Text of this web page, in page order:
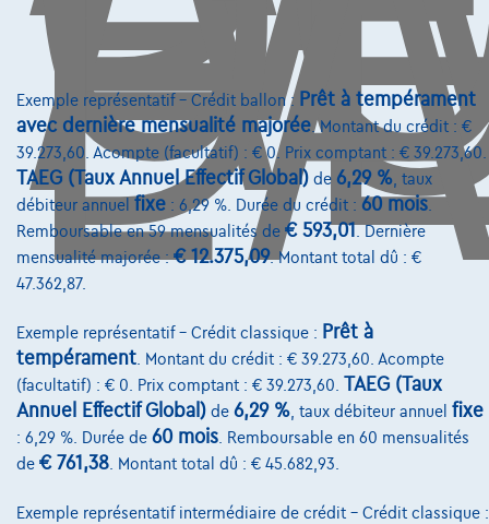
Toyota Proace
3-ZITPLAATSEN*GEHEEL-DIGITAAL-DASHBOARD*APPLE-
09/2024
26.477 km Diesel Manuelle 88 kW ( 120 CV )
€24.950 1 ✓TVA déductible
€7.861,73
Exemple représentatif – Crédit ballon : Prêt à tempérament
avec dernière mensualité majorée. Montant du crédit : €
39.273,60. Acompte (facultatif) : € 0. Prix comptant : € 39.273,60.
TAEG (Taux Annuel Effectif Global) de 6,29 % , taux
débiteur annuel fixe : 6,29 %. Durée du crédit : 60 mois
Remboursable en 59 mensualités de € 593,01 . Dernière
mensualité majorée :€ 12.375,09. Montant total dû : €
47.362,87.
Exemple représentatif – Crédit classique : Prêt à
tempérament . Montant du crédit : € 39.273,60. Acompte
(facultatif) : € 0. Prix comptant : € 39.273,60. TAEG (Taux
Annuel Effectif Global) de 6,29 % , taux débiteur annuel fixe
: 6,29 %. Durée de 60 mois . Remboursable en 60 mensualités
de € 761,38 . Montant total dû : € 45.682,93.
Exemple représentatif intermédiaire de crédit – Crédit classique :